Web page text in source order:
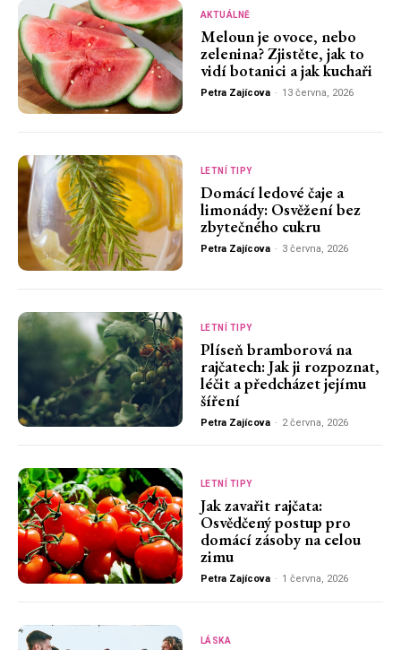
AKTUÁLNĚ
Meloun je ovoce, nebo
zelenina? Zjistěte, jak to
vidí botanici a jak kuchaři
Petra Zajícova - 13 června, 2026
LETNÍ TIPY
Domácí ledové čaje a
limonády: Osvěžení bez
zbytečného cukru
Petra Zajícova - 3 června, 2026
LETNÍ TIPY
Plíseň bramborová na
rajčatech: Jak ji rozpoznat,
léčit a předcházet jejímu
šíření
Petra Zajícova - 2 června, 2026
LETNÍ TIPY
Jak zavařit rajčata:
Osvědčený postup pro
domácí zásoby na celou
zimu
Petra Zajícova - 1 června, 2026
LÁSKA